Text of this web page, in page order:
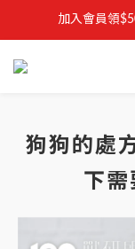
【安心聲明】 獸
加入會員領
狗狗的處
下需